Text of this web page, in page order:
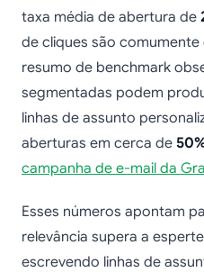
taxa média de abertura de
de cliques são comumente
resumo de benchmark
segmentadas podem
linhas de assunto
aberturas em cerca de
campanha de e-mail da
Esses números apontam
relevância supera a
escrevendo linhas de